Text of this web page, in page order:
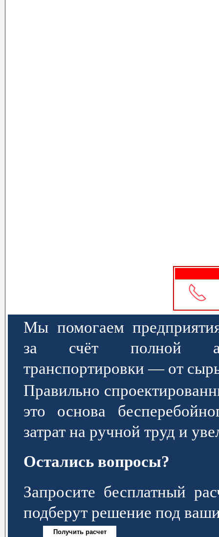
Мы помогаем
за счёт полной
транспортировки — от
Правильно
это основа
затрат на ручной труд и
Остались вопросы?
Запросите бесплатный
подберут решение под